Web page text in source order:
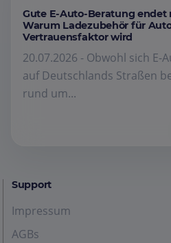
Gute E-Auto-Beratung endet
Warum Ladezubehör für
Vertrauensfaktor wird
20.07.2026 - Obwohl sich E-
auf Deutschlands Straßen
rund um...
Support
Impressum
AGBs